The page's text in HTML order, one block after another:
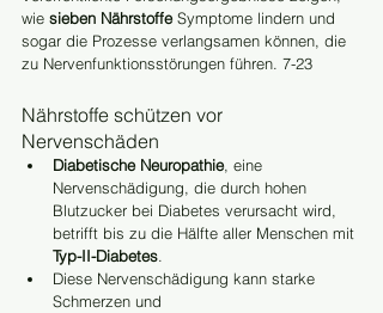
wie sieben Nährstoffe Symptome lindern und
sogar die Prozesse verlangsamen können, die
zu Nervenfunktionsstörungen führen. 7-23
Nährstoffe schützen vor
Nervenschäden
Diabetische Neuropathie, eine
Nervenschädigung, die durch hohen
Blutzucker bei Diabetes verursacht wird,
betrifft bis zu die Hälfte aller Menschen mit
Typ-II-Diabetes.
Diese Nervenschädigung kann starke
Schmerzen und